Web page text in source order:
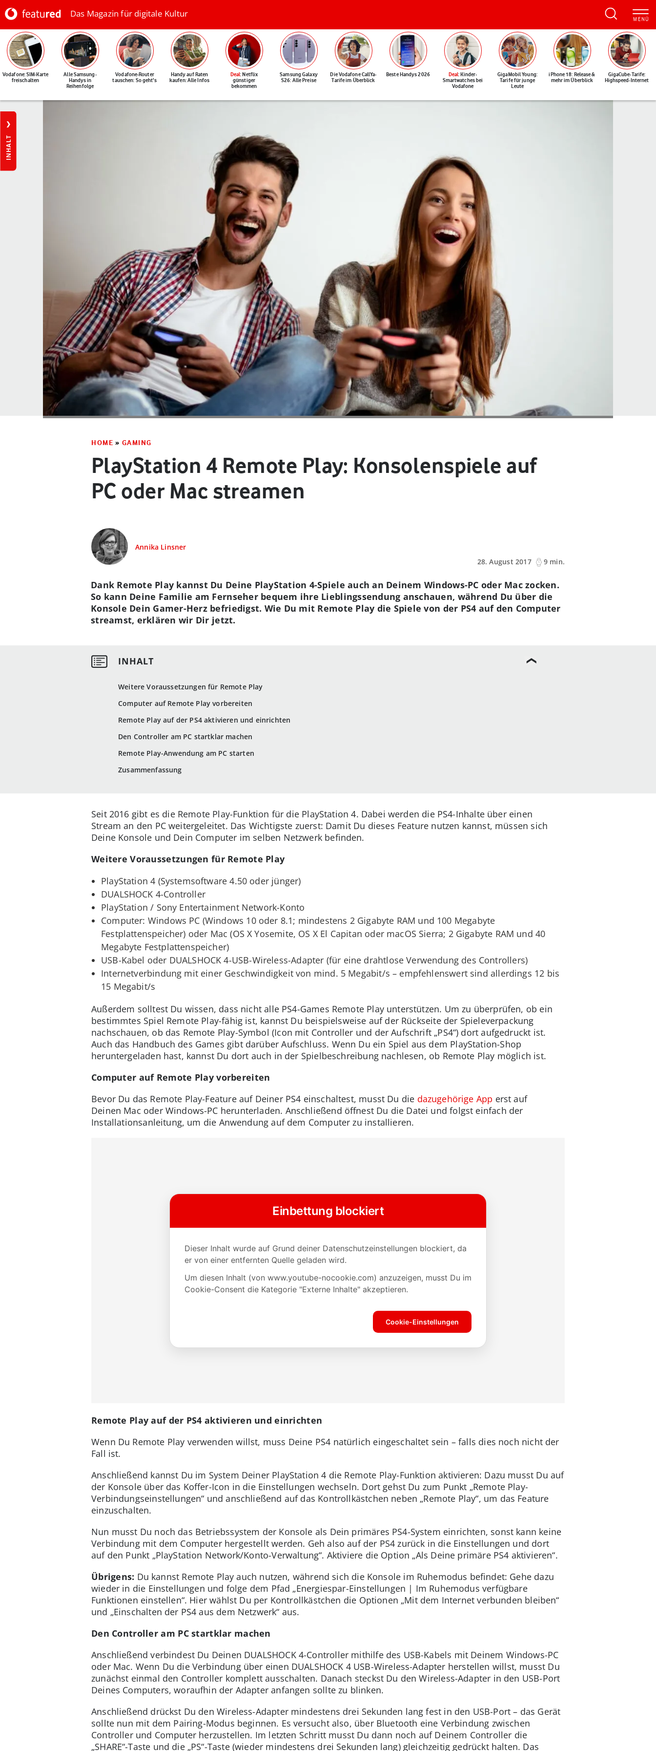
Das Magazin für digitale Kultur
Vodafone: SIM-Karte
freischalten
Alle Samsung-
Handys in
Reihenfolge
Vodafone-Router
tauschen: So geht's
Handy auf Raten
kaufen: Alle Infos
Deal: Netflix
günstiger
bekommen
Samsung Galaxy
S26: Alle Preise
Die Vodafone CallYa-
Tarife im Überblick
Beste Handys 2026 Deal: Kinder-
Smartwatches bei
Vodafone
GigaMobil Young:
Tarife für junge
Leute
iPhone 18: Release &
mehr im Überblick
GigaCube-Tarife:
Highspeed-Internet
INHALT
HOME » GAMING
PlayStation 4 Remote Play: Konsolenspiele auf
PC oder Mac streamen
Annika Linsner
28. August 2017
9 min.
Weitere Voraussetzungen für Remote Play
Computer auf Remote Play vorbereiten
Remote Play auf der PS4 aktivieren und einrichten
Den Controller am PC startklar machen
Remote Play-Anwendung am PC starten
Zusammenfassung
Dank Remote Play kannst Du Deine PlayStation 4-Spiele auch an Deinem Windows-PC oder Mac zocken.
So kann Deine Familie am Fernseher bequem ihre Lieblingssendung anschauen, während Du über die
Konsole Dein Gamer-Herz befriedigst. Wie Du mit Remote Play die Spiele von der PS4 auf den Computer
streamst, erklären wir Dir jetzt.
Seit 2016 gibt es die Remote Play-Funktion für die PlayStation 4. Dabei werden die PS4-Inhalte über einen
Stream an den PC weitergeleitet. Das Wichtigste zuerst: Damit Du dieses Feature nutzen kannst, müssen sich
Deine Konsole und Dein Computer im selben Netzwerk befinden.
Weitere Voraussetzungen für Remote Play
PlayStation 4 (Systemsoftware 4.50 oder jünger)
DUALSHOCK 4-Controller
PlayStation / Sony Entertainment Network-Konto
Computer: Windows PC (Windows 10 oder 8.1; mindestens 2 Gigabyte RAM und 100 Megabyte
Festplattenspeicher) oder Mac (OS X Yosemite, OS X El Capitan oder macOS Sierra; 2 Gigabyte RAM und 40
Megabyte Festplattenspeicher)
USB-Kabel oder DUALSHOCK 4-USB-Wireless-Adapter (für eine drahtlose Verwendung des Controllers)
Internetverbindung mit einer Geschwindigkeit von mind. 5 Megabit/s – empfehlenswert sind allerdings 12 bis
15 Megabit/s
Außerdem solltest Du wissen, dass nicht alle PS4-Games Remote Play unterstützen. Um zu überprüfen, ob ein
bestimmtes Spiel Remote Play-fähig ist, kannst Du beispielsweise auf der Rückseite der Spieleverpackung
nachschauen, ob das Remote Play-Symbol (Icon mit Controller und der Aufschrift „PS4“) dort aufgedruckt ist.
Auch das Handbuch des Games gibt darüber Aufschluss. Wenn Du ein Spiel aus dem PlayStation-Shop
heruntergeladen hast, kannst Du dort auch in der Spielbeschreibung nachlesen, ob Remote Play möglich ist.
Computer auf Remote Play vorbereiten
Bevor Du das Remote Play-Feature auf Deiner PS4 einschaltest, musst Du die dazugehörige App erst auf
Deinen Mac oder Windows-PC herunterladen. Anschließend öffnest Du die Datei und folgst einfach der
Installationsanleitung, um die Anwendung auf dem Computer zu installieren.
Remote Play auf der PS4 aktivieren und einrichten
Wenn Du Remote Play verwenden willst, muss Deine PS4 natürlich eingeschaltet sein – falls dies noch nicht der
Fall ist.
Anschließend kannst Du im System Deiner PlayStation 4 die Remote Play-Funktion aktivieren: Dazu musst Du auf
der Konsole über das Koffer-Icon in die Einstellungen wechseln. Dort gehst Du zum Punkt „Remote Play-
Verbindungseinstellungen“ und anschließend auf das Kontrollkästchen neben „Remote Play“, um das Feature
einzuschalten.
Nun musst Du noch das Betriebssystem der Konsole als Dein primäres PS4-System einrichten, sonst kann keine
Verbindung mit dem Computer hergestellt werden. Geh also auf der PS4 zurück in die Einstellungen und dort
auf den Punkt „PlayStation Network/Konto-Verwaltung“. Aktiviere die Option „Als Deine primäre PS4 aktivieren“.
Übrigens: Du kannst Remote Play auch nutzen, während sich die Konsole im Ruhemodus befindet: Gehe dazu
wieder in die Einstellungen und folge dem Pfad „Energiespar-Einstellungen | Im Ruhemodus verfügbare
Funktionen einstellen“. Hier wählst Du per Kontrollkästchen die Optionen „Mit dem Internet verbunden bleiben“
und „Einschalten der PS4 aus dem Netzwerk“ aus.
Den Controller am PC startklar machen
Anschließend verbindest Du Deinen DUALSHOCK 4-Controller mithilfe des USB-Kabels mit Deinem Windows-PC
oder Mac. Wenn Du die Verbindung über einen DUALSHOCK 4 USB-Wireless-Adapter herstellen willst, musst Du
zunächst einmal den Controller komplett ausschalten. Danach steckst Du den Wireless-Adapter in den USB-Port
Deines Computers, woraufhin der Adapter anfangen sollte zu blinken.
Anschließend drückst Du den Wireless-Adapter mindestens drei Sekunden lang fest in den USB-Port – das Gerät
sollte nun mit dem Pairing-Modus beginnen. Es versucht also, über Bluetooth eine Verbindung zwischen
Controller und Computer herzustellen. Im letzten Schritt musst Du dann noch auf Deinem Controller die
„SHARE“-Taste und die „PS“-Taste (wieder mindestens drei Sekunden lang) gleichzeitig gedrückt halten. Das